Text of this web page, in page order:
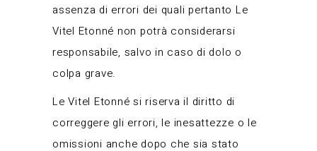
assenza di errori dei quali pertanto Le
Vitel Etonné non potrà considerarsi
responsabile, salvo in caso di dolo o
colpa grave.
Le Vitel Etonné si riserva il diritto di
correggere gli errori, le inesattezze o le
omissioni anche dopo che sia stato